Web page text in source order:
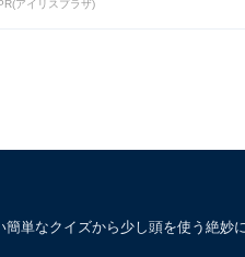
PR(アイリスプラザ)
単なクイズから少し頭を使う絶